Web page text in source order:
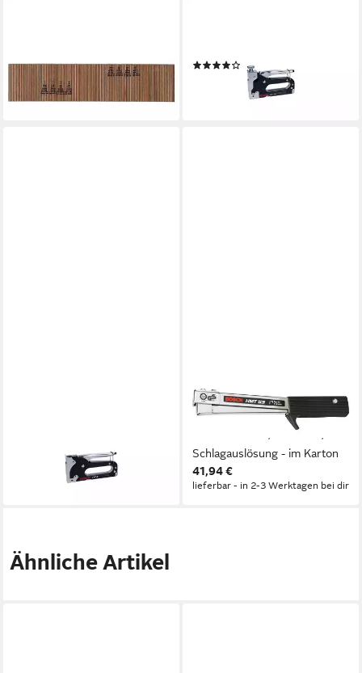
Stiftnagler
23,94 €
lieferbar - in 2-3 Werktagen bei dir
(1)
lieferbar - in 2-3 Werktagen bei dir
lieferbar - in 2-3 Werktagen bei dir
BOSCH
Elektro-Tacker HMT 53,
Hammertacker, 4 - 8 mm, mit
Schlagauslösung - im Karton
41,94 €
lieferbar - in 2-3 Werktagen bei dir
Ähnliche Artikel